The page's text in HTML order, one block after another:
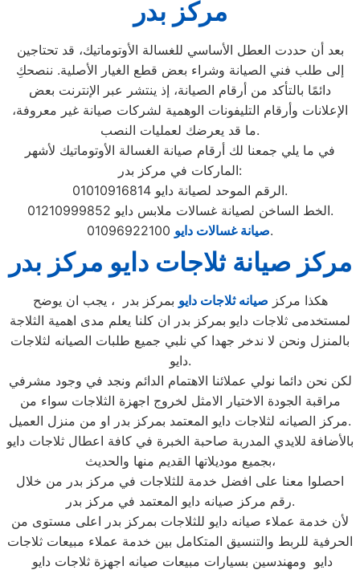
مركز بدر
بعد أن حددت العطل الأساسي للغسالة الأوتوماتيك، قد تحتاجين
إلى طلب فني الصيانة وشراء بعض قطع الغيار الأصلية. ننصحكِ
دائمًا بالتأكد من أرقام الصيانة، إذ ينتشر عبر الإنترنت بعض
الإعلانات وأرقام التليفونات الوهمية لشركات صيانة غير معروفة،
ما قد يعرضك لعمليات النصب.
في ما يلي جمعنا لك أرقام صيانة الغسالة الأوتوماتيك لأشهر
الماركات في مركز بدر:
الرقم الموحد لصيانة دايو 01010916814.
الخط الساخن لصيانة غسالات ملابس دايو 01210999852.
صيانة غسالات دايو01096922100.
مركز صيانة ثلاجات دايو مركز بدر
هكذا مركز صيانه ثلاجات دايو بمركز بدر ، يجب ان يوضح
لمستخدمى ثلاجات دايو بمركز بدر ان كلنا يعلم مدى اهمية الثلاجة
بالمنزل ونحن لا ندخر جهدا كي نلبي جميع طلبات الصيانه لثلاجات
دايو.
لكن نحن دائما نولي عملائنا الاهتمام الدائم ونجد في وجود مشرفي
مراقبة الجودة الاختيار الامثل لخروج اجهزة الثلاجات سواء من
مركز الصيانه لثلاجات دايو المعتمد بمركز بدر او من منزل العميل.
بالأضافة للايدي المدربة صاحبة الخبرة في كافة اعطال ثلاجات دايو
بجميع موديلاتها القديم منها والحديث،
احصلوا معنا على افضل خدمة للثلاجات في مركز بدر من خلال
رقم مركز صيانه دايو المعتمد في مركز بدر.
لأن خدمة عملاء صيانه دايو للثلاجات بمركز بدر اعلى مستوى من
الحرفية للربط والتنسيق المتكامل بين خدمة عملاء مبيعات ثلاجات
دايو ومهندسين بسيارات مبيعات صيانه اجهزة ثلاجات دايو